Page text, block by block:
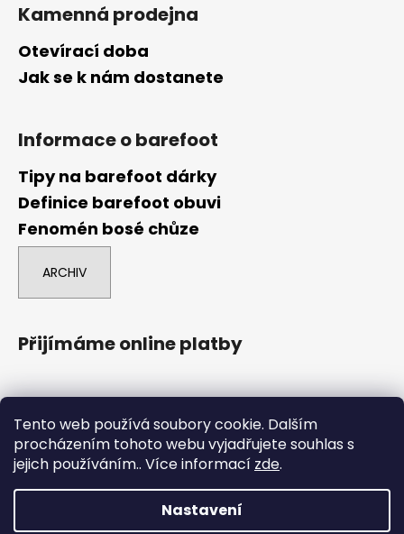
Tento web používá soubory cookie. Dalším
procházením tohoto webu vyjadřujete souhlas s
jejich používáním.. Více informací zde.
Nastavení
Kamenná prodejna
Otevírací doba
Jak se k nám dostanete
Informace o barefoot
Tipy na barefoot dárky
Definice barefoot obuvi
Fenomén bosé chůze
ARCHIV
Přijímáme online platby
comgate